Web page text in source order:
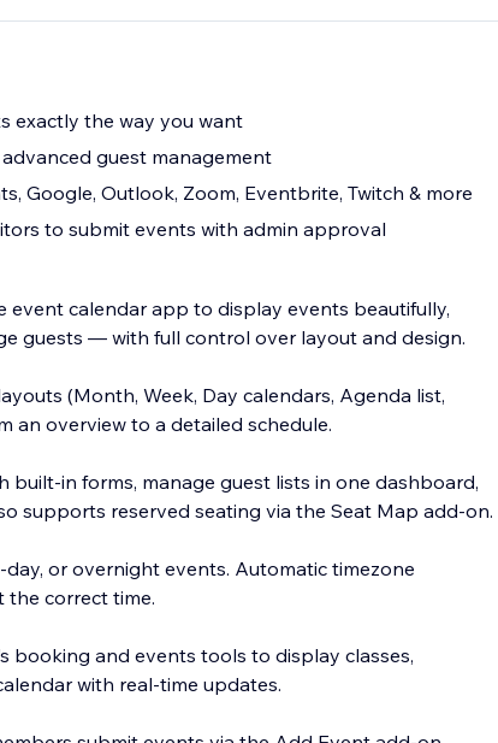
exactly the way you want
guest management
Google, Outlook, Zoom, Eventbrite, Twitch & more
to submit events with admin approval
event calendar app to display events beautifully,
guests — with full control over layout and design.
(Month, Week, Day calendars, Agenda list,
an overview to a detailed schedule.
built-in forms, manage guest lists in one dashboard,
supports reserved seating via the Seat Map add-on.
day, or overnight events. Automatic timezone
the correct time.
booking and events tools to display classes,
with real-time updates.